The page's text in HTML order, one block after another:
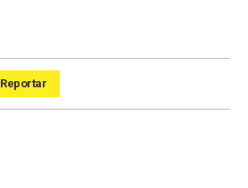
Reportar